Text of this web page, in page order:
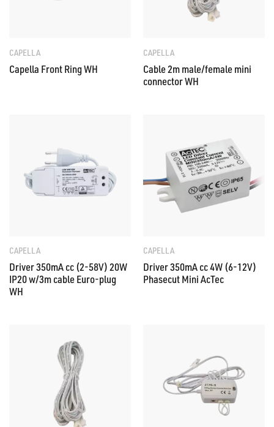
CAPELLA
Capella Front Ring WH
CAPELLA
Cable 2m male/female mini
connector WH
CAPELLA
Driver 350mA cc (2-58V) 20W
IP20 w/3m cable Euro-plug
WH
CAPELLA
Driver 350mA cc 4W (6-12V)
Phasecut Mini AcTec